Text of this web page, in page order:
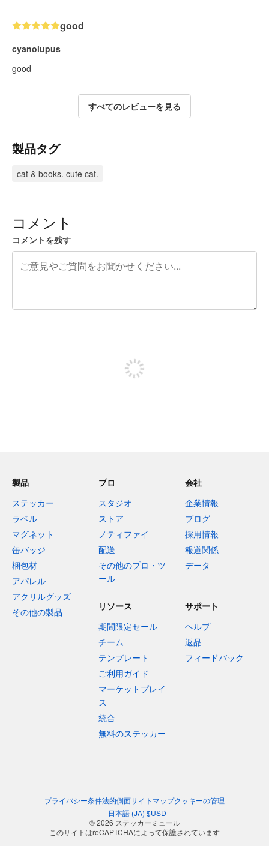
good
cyanolupus
good
すべてのレビューを見る
製品タグ
cat & books. cute cat.
コメント
コメントを残す
製品
ステッカー
ラベル
マグネット
缶バッジ
梱包材
アパレル
アクリルグッズ
その他の製品
プロ
スタジオ
ストア
ノティファイ
配送
その他のプロ・ツ
ール
会社
企業情報
ブログ
採用情報
報道関係
データ
リソース
期間限定セール
チーム
テンプレート
ご利用ガイド
マーケットプレイ
ス
統合
無料のステッカー
サポート
ヘルプ
返品
フィードバック
プライバシー条件法的側面サイトマップクッキーの管理
日本語(JA) $USD
© 2026 ステッカーミュール
このサイトはreCAPTCHAによって保護されています